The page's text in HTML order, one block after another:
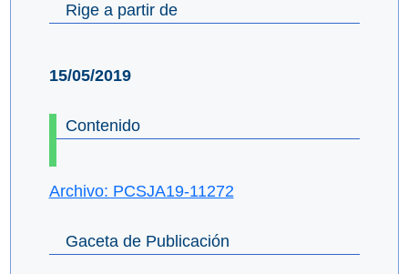
Rige a partir de
15/05/2019
Contenido
Archivo: PCSJA19-11272
Gaceta de Publicación